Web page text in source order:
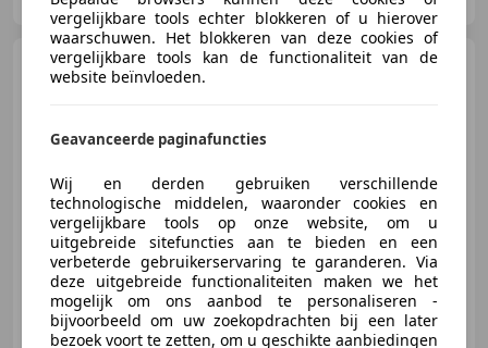
Mitsubishi ASX1.6
€ 11.750
01/2016 147.595 km Benzine 86 kW (117 PK)
vergelijkbare tools echter blokkeren of u hierover
waarschuwen. Het blokkeren van deze cookies of
vergelijkbare tools kan de functionaliteit van de
website beïnvloeden.
Geavanceerde paginafuncties
Wij en derden gebruiken verschillende
technologische middelen, waaronder cookies en
vergelijkbare tools op onze website, om u
uitgebreide sitefuncties aan te bieden en een
verbeterde gebruikerservaring te garanderen. Via
deze uitgebreide functionaliteiten maken we het
mogelijk om ons aanbod te personaliseren -
bijvoorbeeld om uw zoekopdrachten bij een later
bezoek voort te zetten, om u geschikte aanbiedingen